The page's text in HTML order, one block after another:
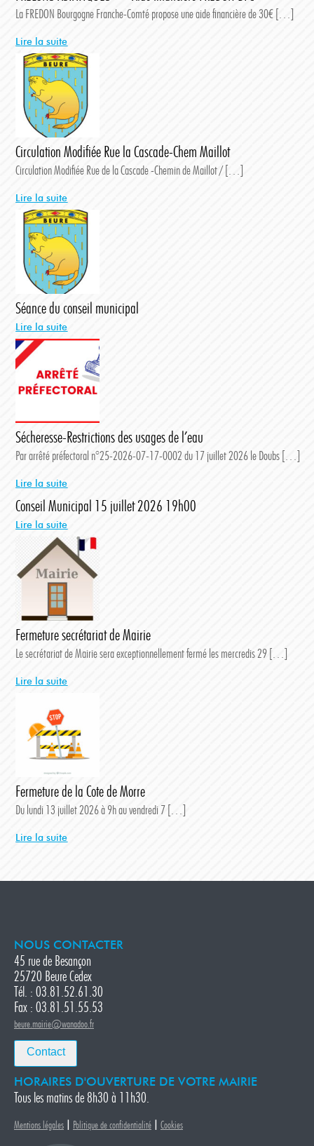
La FREDON Bourgogne Franche-Comté propose une aide financière de 30€ […]
Lire la suite
Circulation Modifiée Rue la Cascade-Chem Maillot
Circulation Modifiée Rue de la Cascade -Chemin de Maillot / […]
Lire la suite
Séance du conseil municipal
Lire la suite
Sécheresse-Restrictions des usages de l’eau
Par arrêté préfectoral n°25-2026-07-17-0002 du 17 juillet 2026 le Doubs […]
Lire la suite
Conseil Municipal 15 juillet 2026 19h00
Lire la suite
Fermeture secrétariat de Mairie
Le secrétariat de Mairie sera exceptionnellement fermé les mercredis 29 […]
Lire la suite
Fermeture de la Cote de Morre
Du lundi 13 juillet 2026 à 9h au vendredi 7 […]
Lire la suite
NOUS CONTACTER
45 rue de Besançon
25720 Beure Cedex
Tél. : 03.81.52.61.30
Fax : 03.81.51.55.53
beure.mairie@wanadoo.fr
Contact
HORAIRES D'OUVERTURE DE VOTRE MAIRIE
Tous les matins de 8h30 à 11h30.
Mentions légales | Politique de confidentialité | Cookies